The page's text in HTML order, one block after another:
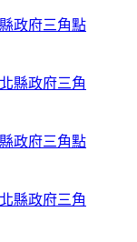
政府三角點
政府三角點